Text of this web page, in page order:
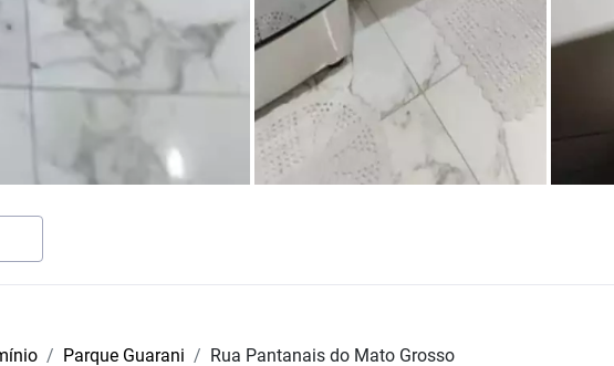
Parque Guarani Rua Pantanais do Mato Grosso